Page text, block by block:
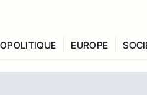
EUROPE